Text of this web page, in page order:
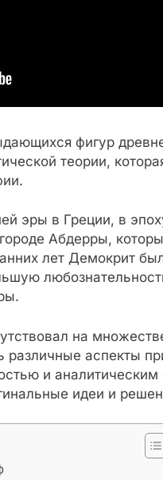
фигур
теории,
эры в Греции, в
Абдерры,
лет Демокрит
на
различные аспекты
и
идеи и